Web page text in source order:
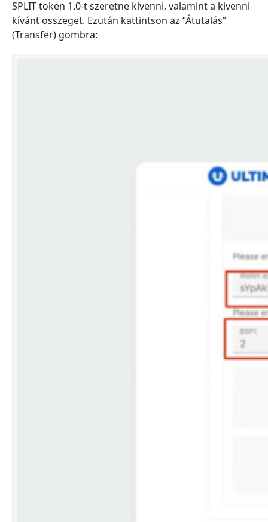
SPLIT token 1.0-t szeretne kivenni, valamint a kivenni
kívánt összeget. Ezután kattintson az “Átutalás”
(Transfer) gombra: